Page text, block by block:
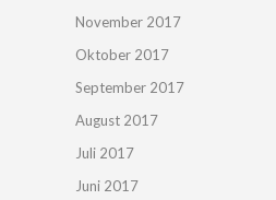
November 2017
Oktober 2017
September 2017
August 2017
Juli 2017
Juni 2017